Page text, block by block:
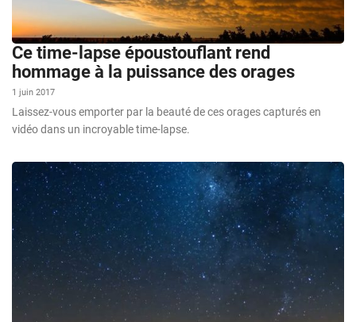
Ce time-lapse époustouflant rend
hommage à la puissance des orages
1 juin 2017
Laissez-vous emporter par la beauté de ces orages capturés en
vidéo dans un incroyable time-lapse.